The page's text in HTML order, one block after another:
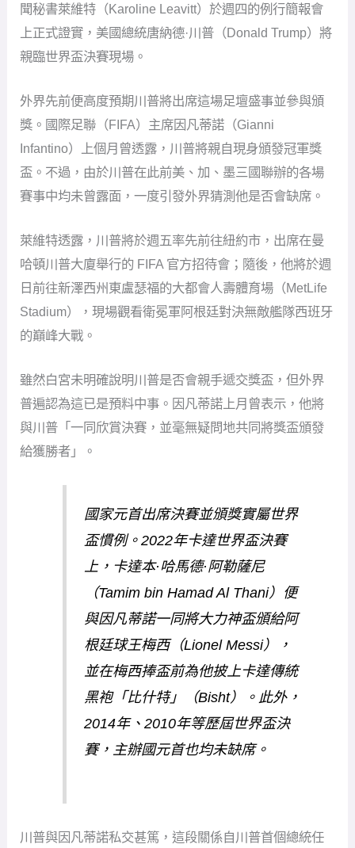
聞秘書萊維特（Karoline Leavitt）於週四的例行簡報會
上正式證實，美國總統唐納德·川普（Donald Trump）將
親臨世界盃決賽現場。
外界先前便高度預期川普將出席這場足壇盛事並參與頒
獎。國際足聯（FIFA）主席因凡蒂諾（Gianni
Infantino）上個月曾透露，川普將親自現身頒發冠軍獎
盃。不過，由於川普在此前美、加、墨三國聯辦的各場
賽事中均未曾露面，一度引發外界猜測他是否會缺席。
萊維特透露，川普將於週五率先前往紐約市，出席在曼
哈頓川普大廈舉行的 FIFA 官方招待會；隨後，他將於週
日前往新澤西州東盧瑟福的大都會人壽體育場（MetLife
Stadium），現場觀看衛冕軍阿根廷對決無敵艦隊西班牙
的巔峰大戰。
雖然白宮未明確說明川普是否會親手遞交獎盃，但外界
普遍認為這已是預料中事。因凡蒂諾上月曾表示，他將
與川普「一同欣賞決賽，並毫無疑問地共同將獎盃頒發
給獲勝者」。
國家元首出席決賽並頒獎實屬世界
盃慣例。2022年卡達世界盃決賽
上，卡達本·哈馬德·阿勒薩尼
（Tamim bin Hamad Al Thani）便
與因凡蒂諾一同將大力神盃頒給阿
根廷球王梅西（Lionel Messi），
並在梅西捧盃前為他披上卡達傳統
黑袍「比什特」（Bisht）。此外，
2014年、2010年等歷屆世界盃決
賽，主辦國元首也均未缺席。
川普與因凡蒂諾私交甚篤，這段關係自川普首個總統任